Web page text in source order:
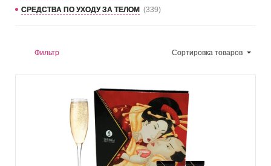
СРЕДСТВА ПО УХОДУ ЗА ТЕЛОМ (339)
Фильтр Сортировка товаров